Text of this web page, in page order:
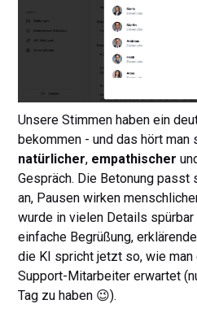
Unsere Stimmen haben ein
bekommen - und das hört
natürlicher, empathischer
Gespräch. Die Betonung
an, Pausen wirken
wurde in vielen Details
einfache Begrüßung,
die KI spricht jetzt so, wie
Support-Mitarbeiter erwartet
Tag zu haben 😉).